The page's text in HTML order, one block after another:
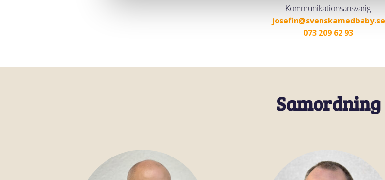
Kommunikationsansvarig
josefin@svenskamedbaby.se
073 209 62 93
Samordning